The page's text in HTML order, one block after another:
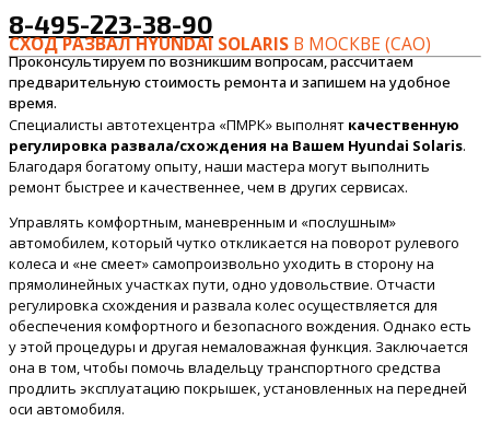
8-495-223-38-90
Проконсультируем по возникшим вопросам, рассчитаем
предварительную стоимость ремонта и запишем на удобное
время.
СХОД РАЗВАЛ HYUNDAI SOLARIS В МОСКВЕ (САО)
Специалисты автотехцентра «ПМРК» выполнят качественную
регулировка развала/схождения на Вашем Hyundai Solaris.
Благодаря богатому опыту, наши мастера могут выполнить
ремонт быстрее и качественнее, чем в других сервисах.
Управлять комфортным, маневренным и «послушным»
автомобилем, который чутко откликается на поворот рулевого
колеса и «не смеет» самопроизвольно уходить в сторону на
прямолинейных участках пути, одно удовольствие. Отчасти
регулировка схождения и развала колес осуществляется для
обеспечения комфортного и безопасного вождения. Однако есть
у этой процедуры и другая немаловажная функция. Заключается
она в том, чтобы помочь владельцу транспортного средства
продлить эксплуатацию покрышек, установленных на передней
оси автомобиля.